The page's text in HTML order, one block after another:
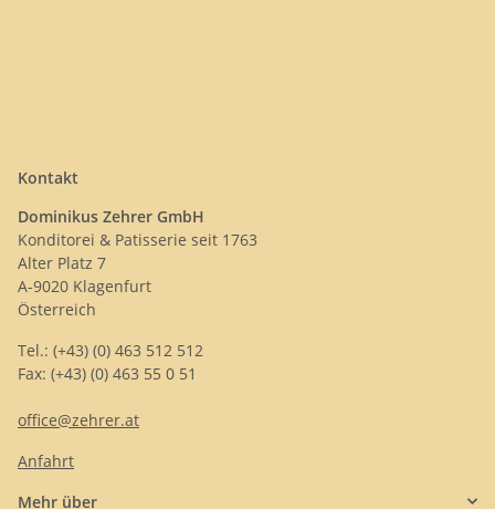
Kontakt
Dominikus Zehrer GmbH
Konditorei & Patisserie seit 1763
Alter Platz 7
A-9020 Klagenfurt
Österreich
Tel.: (+43) (0) 463 512 512
Fax: (+43) (0) 463 55 0 51
office@zehrer.at
Anfahrt
Mehr über